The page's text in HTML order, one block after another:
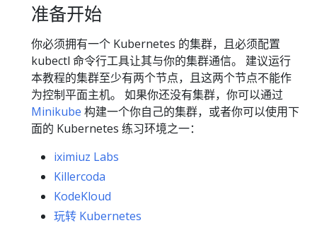
准备开始
你必须拥有一个 Kubernetes 的集群，且必须配置
kubectl 命令行工具让其与你的集群通信。 建议运行
本教程的集群至少有两个节点，且这两个节点不能作
为控制平面主机。 如果你还没有集群，你可以通过
Minikube 构建一个你自己的集群，或者你可以使用下
面的 Kubernetes 练习环境之一：
iximiuz Labs
Killercoda
KodeKloud
玩转 Kubernetes